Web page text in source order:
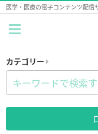
医学・医療の電子コンテンツ配信
カテゴリー